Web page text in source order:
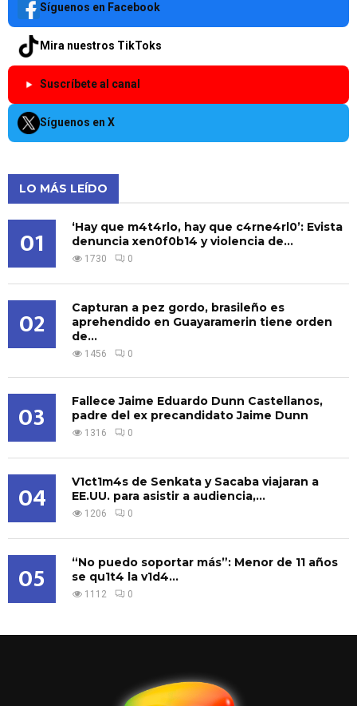
Síguenos en Facebook
Mira nuestros TikToks
Suscríbete al canal
Síguenos en X
LO MÁS LEÍDO
01
‘Hay que m4t4rlo, hay que c4rne4rl0’: Evista
denuncia xen0f0b14 y violencia de...
1730 0
02
Capturan a pez gordo, brasileño es
aprehendido en Guayaramerin tiene orden
de...
1456 0
03
Fallece Jaime Eduardo Dunn Castellanos,
padre del ex precandidato Jaime Dunn
1316 0
04
V1ct1m4s de Senkata y Sacaba viajaran a
EE.UU. para asistir a audiencia,...
1206 0
05
“No puedo soportar más”: Menor de 11 años
se qu1t4 la v1d4...
1112 0